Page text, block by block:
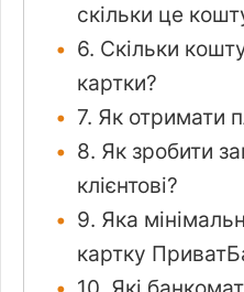
скільки це
6. Скільки
картки?
7. Як отримати
8. Як зробити
клієнтові?
9. Яка
картку